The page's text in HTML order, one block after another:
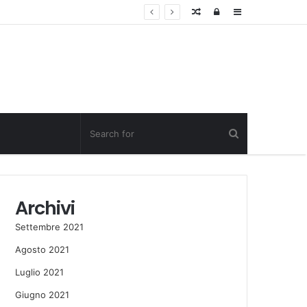
Sidebar
Log
Random
Archivi
Settembre 2021
Agosto 2021
Luglio 2021
Giugno 2021